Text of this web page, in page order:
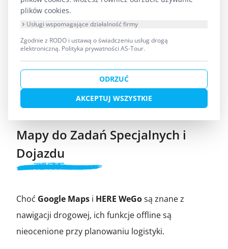
lądzie – np. najbliższy sklep w Ukcie, pole
autobusowy w okolicach Rospuda. Chociaż jest
szczegółowa na wodzie, jej interfejs jest
szczególnie przyjazny do nawigacji po lądzie, co
jest kluczowe, gdy robisz przerwę w wiosłowaniu.
Mapy do Zadań Specjalnych i
Dojazdu
Choć Google Maps i HERE WeGosą znane z
nawigacji drogowej, ich funkcje offline są
nieocenione przy planowaniu logistyki.
plików cookies.
Usługi wspomagające działalność firmy
Zgodnie z RODO i ustawą o świadczeniu usług drogą
elektroniczną. Polityka prywatności AS-Tour.
ODRZUĆ
AKCEPTUJ WSZYSTKIE